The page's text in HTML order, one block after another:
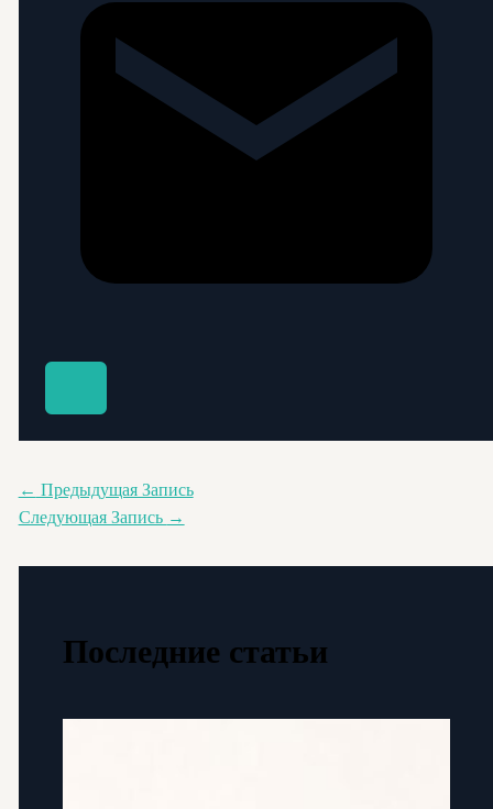
← Предыдущая Запись
Следующая Запись →
Последние статьи